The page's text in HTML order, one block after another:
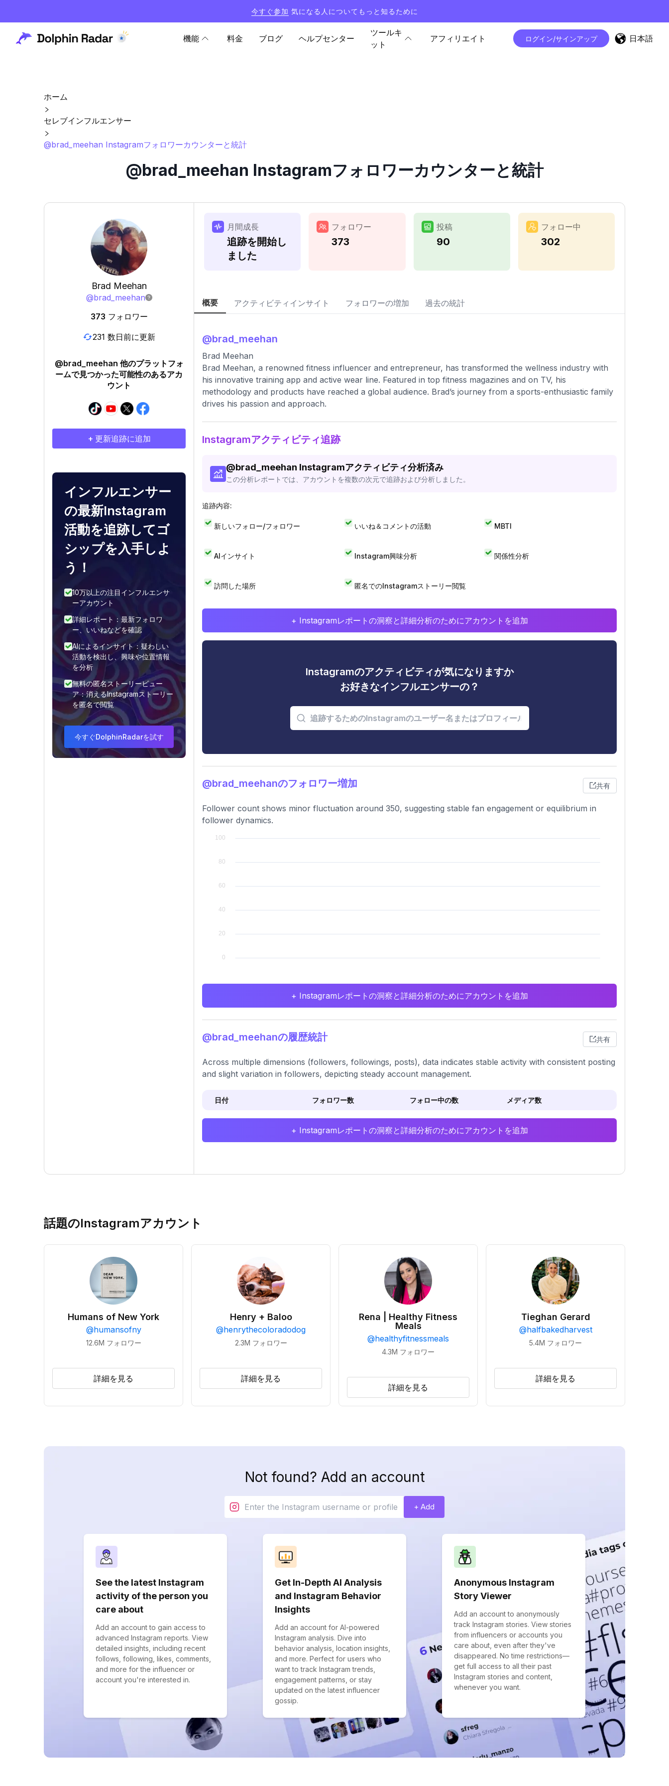
今すぐ参加 気になる人についてもっと知るために
機能 料金 ブログ ヘルプセンター
ツールキ
ット
アフィリエイト ログイン/サインアップ 日本語
ホーム
セレブインフルエンサー
@brad_meehan Instagramフォロワーカウンターと統計
@brad_meehan Instagramフォロワーカウンターと統計
Brad Meehan
@brad_meehan
373 フォロワー
231 数日前に更新
@brad_meehan 他のプラットフォ
ームで見つかった可能性のあるアカ
ウント
+ 更新追跡に追加
インフルエンサー
の最新Instagram
活動を追跡してゴ
シップを入手しよ
う！
10万以上の注目インフルエンサ
ーアカウント
詳細レポート：最新フォロワ
ー、いいねなどを確認
AIによるインサイト：疑わしい
活動を検出し、興味や位置情報
を分析
無料の匿名ストーリービュー
ア：消えるInstagramストーリー
を匿名で閲覧
今すぐDolphinRadarを試す
月間成長
追跡を開始し
ました
フォロワー
373
投稿
90
フォロー中
302
概要 アクティビティインサイト フォロワーの増加 過去の統計
@brad_meehan
Brad Meehan
Brad Meehan, a renowned fitness influencer and entrepreneur, has transformed the wellness industry with
his innovative training app and active wear line. Featured in top fitness magazines and on TV, his
methodology and products have reached a global audience. Brad’s journey from a sports-enthusiastic family
drives his passion and approach.
Instagramアクティビティ追跡
@brad_meehan Instagramアクティビティ分析済み
この分析レポートでは、アカウントを複数の次元で追跡および分析しました。
追跡内容:
新しいフォロー/フォロワー いいね＆コメントの活動 MBTI
AIインサイト Instagram興味分析 関係性分析
訪問した場所 匿名でのInstagramストーリー閲覧
+ Instagramレポートの洞察と詳細分析のためにアカウントを追加
Instagramのアクティビティが気になりますか
お好きなインフルエンサーの？
@brad_meehanのフォロワー増加 共有
Follower count shows minor fluctuation around 350, suggesting stable fan engagement or equilibrium in
follower dynamics.
+ Instagramレポートの洞察と詳細分析のためにアカウントを追加
@brad_meehanの履歴統計 共有
Across multiple dimensions (followers, followings, posts), data indicates stable activity with consistent posting
and slight variation in followers, depicting steady account management.
日付 フォロワー数 フォロー中の数 メディア数
+ Instagramレポートの洞察と詳細分析のためにアカウントを追加
話題のInstagramアカウント
Humans of New York
@humansofny
12.6M フォロワー
詳細を見る
Henry + Baloo
@henrythecoloradodog
2.3M フォロワー
詳細を見る
Rena | Healthy Fitness
Meals
@healthyfitnessmeals
4.3M フォロワー
詳細を見る
Tieghan Gerard
@halfbakedharvest
5.4M フォロワー
詳細を見る
Not found? Add an account
+ Add
See the latest Instagram
activity of the person you
care about
Add an account to gain access to
advanced Instagram reports. View
detailed insights, including recent
follows, following, likes, comments,
and more for the influencer or
account you're interested in.
Get In-Depth AI Analysis
and Instagram Behavior
Insights
Add an account for AI-powered
Instagram analysis. Dive into
behavior analysis, location insights,
and more. Perfect for users who
want to track Instagram trends,
engagement patterns, or stay
updated on the latest influencer
gossip.
Anonymous Instagram
Story Viewer
Add an account to anonymously
track Instagram stories. View stories
from influencers or accounts you
care about, even after they've
disappeared. No time restrictions—
get full access to all their past
Instagram stories and content,
whenever you want.